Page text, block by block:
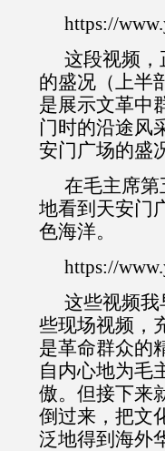
https://
这段视频
的盛况（上半
是展示文革中
门时的沿途风
安门广场的盛
在毛主席
地看到天安门
色海洋。
https://
这些视频
些现场视频，
是革命群众的
自内心地为毛
傲。但接下来
倒过来，把文
泛地得到海外